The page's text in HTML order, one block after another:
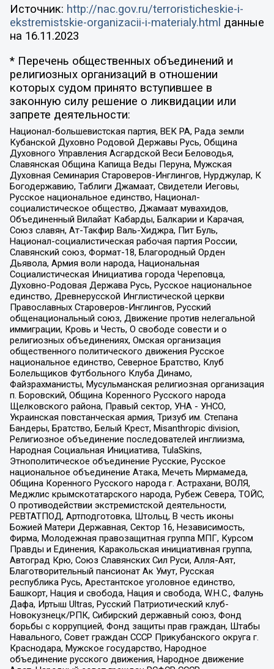
Источник: http://nac.gov.ru/terroristicheskie-i-
ekstremistskie-organizacii-i-materialy.html данные
на 16.11.2023
* Перечень общественных объединений и
религиозных организаций в отношении
которых судом принято вступившее в
законную силу решение о ликвидации или
запрете деятельности:
Национал-большевистская партия, ВЕК РА, Рада земли
Кубанской Духовно Родовой Державы Русь, Община
Духовного Управления Асгардской Веси Беловодья,
Славянская Община Капища Веды Перуна, Мужская
Духовная Семинария Староверов-Инглингов, Нурджулар, К
Богодержавию, Таблиги Джамаат, Свидетели Иеговы,
Русское национальное единство, Национал-
социалистическое общество, Джамаат мувахидов,
Объединенный Вилайат Кабарды, Балкарии и Карачая,
Союз славян, Ат-Такфир Валь-Хиджра, Пит Буль,
Национал-социалистическая рабочая партия России,
Славянский союз, Формат-18, Благородный Орден
Дьявола, Армия воли народа, Национальная
Социалистическая Инициатива города Череповца,
Духовно-Родовая Держава Русь, Русское национальное
единство, Древнерусской Инглистической церкви
Православных Староверов-Инглингов, Русский
общенациональный союз, Движение против нелегальной
иммиграции, Кровь и Честь, О свободе совести и о
религиозных объединениях, Омская организация
общественного политического движения Русское
национальное единство, Северное Братство, Клуб
Болельщиков Футбольного Клуба Динамо,
Файзрахманисты, Мусульманская религиозная организация
п. Боровский, Община Коренного Русского народа
Щелковского района, Правый сектор, УНА - УНСО,
Украинская повстанческая армия, Тризуб им. Степана
Бандеры, Братство, Белый Крест, Misanthropic division,
Религиозное объединение последователей инглиизма,
Народная Социальная Инициатива, TulaSkins,
Этнополитическое объединение Русские, Русское
национальное объединение Атака, Мечеть Мирмамеда,
Община Коренного Русского народа г. Астрахани, ВОЛЯ,
Меджлис крымскотатарского народа, Рубеж Севера, ТОЙС,
О противодействии экстремистской деятельности,
РЕВТАТПОД, Артподготовка, Штольц, В честь иконы
Божией Матери Державная, Сектор 16, Независимость,
Фирма, Молодежная правозащитная группа МПГ, Курсом
Правды и Единения, Каракольская инициативная группа,
Автоград Крю, Союз Славянских Сил Руси, Алля-Аят,
Благотворительный пансионат Ак Умут, Русская
республика Русь, Арестантское уголовное единство,
Башкорт, Нация и свобода, Нация и свобода, W.H.С., Фалунь
Дафа, Иртыш Ultras, Русский Патриотический клуб-
Новокузнецк/РПК, Сибирский державный союз, Фонд
борьбы с коррупцией, Фонд защиты прав граждан, Штабы
Навального, Совет граждан СССР Прикубанского округа г.
Краснодара, Мужское государство, Народное
объединение русского движения, Народное движение